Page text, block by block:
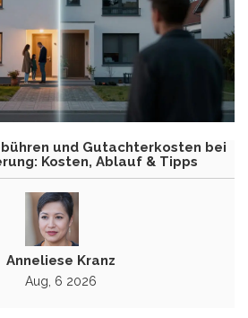
und Gutachterkosten bei
Kosten, Ablauf & Tipps
Anneliese Kranz
Aug, 6 2026